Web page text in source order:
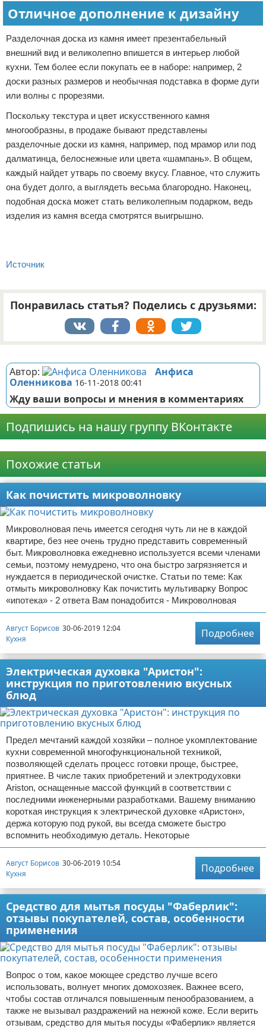
Отличное дополнение к дизайну
Разделочная доска из камня имеет презентабельный
внешний вид и великолепно впишется в интерьер любой
кухни. Тем более если покупать ее в наборе: например, 2
доски разных размеров и необычная подставка в форме дуги
или волны с прорезями.
Поскольку текстура и цвет искусственного камня
многообразны, в продаже бывают представлены
разделочные доски из камня, например, под мрамор или под
далматинца, белоснежные или цвета «шампань». В общем,
каждый найдет утварь по своему вкусу. Главное, что служить
она будет долго, а выглядеть весьма благородно. Наконец,
подобная доска может стать великолепным подарком, ведь
изделия из камня всегда смотрятся выигрышно.
Источник
Понравилась статья? Поделись с друзьями:
Автор:
Анфиса
Оленникова 16-11-2018 00:41
Жду ваши вопросы и мнения в комментариях
Подпишись на нашу группу ВКонтакте
Похожие статьи
Как почистить микроволновку
Микроволновая печь имеется сегодня чуть ли не в каждой
квартире, без нее очень трудно представить современный
быт. Микроволновка ежедневно используется всеми членами
семьи, поэтому немудрено, что она быстро загрязняется и
нуждается в периодической очистке. Статьи по теме: Как
отмыть микроволновку Как почистить мультиварку Вопрос
«ипотека» - 2 ответа Вам понадобится - Микроволновая
Август Борисов 30-06-2019 12:04
Кухня
Подробнее
Электрическая духовка "Аристон":
инструкция по приготовлению вкусных
блюд
Предел мечтаний каждой хозяйки – полное укомплектование
кухни современной многофункциональной техникой,
позволяющей сделать процесс готовки проще, быстрее,
приятнее. В числе таких приобретений и электродуховки
Ariston, оснащенные массой функций в соответствии с
последними инженерными разработками. Вашему вниманию
короткая инструкция к электрической духовке «Аристон»,
держа которую под рукой, вы всегда сможете быстро
вспомнить необходимую деталь. Некоторые
Август Борисов 30-06-2019 10:54
Кухня
Подробнее
Средство для мытья посуды "Фаберлик":
отзывы покупателей, состав, особенности
применения
Вопрос о том, какое моющее средство лучше всего
использовать, волнует многих домохозяек. Важнее всего,
чтобы состав отличался повышенным пенообразованием, а
также не вызывал раздражений на нежной коже. Если верить
отзывам, средство для мытья посуды «Фаберлик» является